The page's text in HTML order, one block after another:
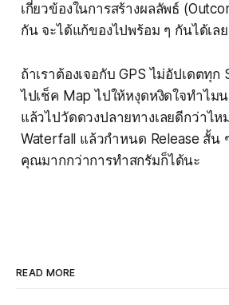
เกี่ยวข้องในการสร้างผลลัพธ์
กัน จะได้แก้ของไปพร้อม ๆ กันได้เลย
ถ้าเราต้องเจอกับ GPS ไม่อัปเดตทุก
ไปเช็ค Map ไปให้หงุดหงิดใจทำไม
แล้วไปวัดดวงปลายทางเลยดีกว่าไห
Waterfall แล้วกำหนด Release สั้น
คุณมากกว่าการทำสกรัมก็ได้นะ
READ MORE